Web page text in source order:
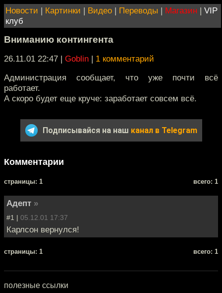
Новости | Картинки | Видео | Переводы | Магазин | VIP
клуб
Вниманию контингента
26.11.01 22:47 | Goblin | 1 комментарий
Администрация сообщает, что уже почти всё
работает.
А скоро будет еще круче: заработает совсем всё.
Подписывайся на наш канал в Telegram
Комментарии
cтраницы: 1 всего: 1
Адепт »
#1 | 05.12.01 17:37
Карлсон вернулся!
cтраницы: 1 всего: 1
полезные ссылки